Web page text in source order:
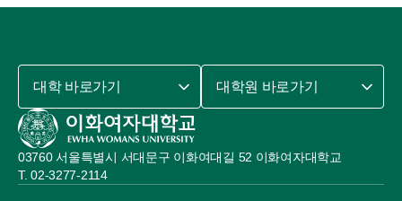
03760 서울특별시 서대문구 이화여대길 52 이화여자대학교
02-3277-2114
대학 바로가기 대학원 바로가기